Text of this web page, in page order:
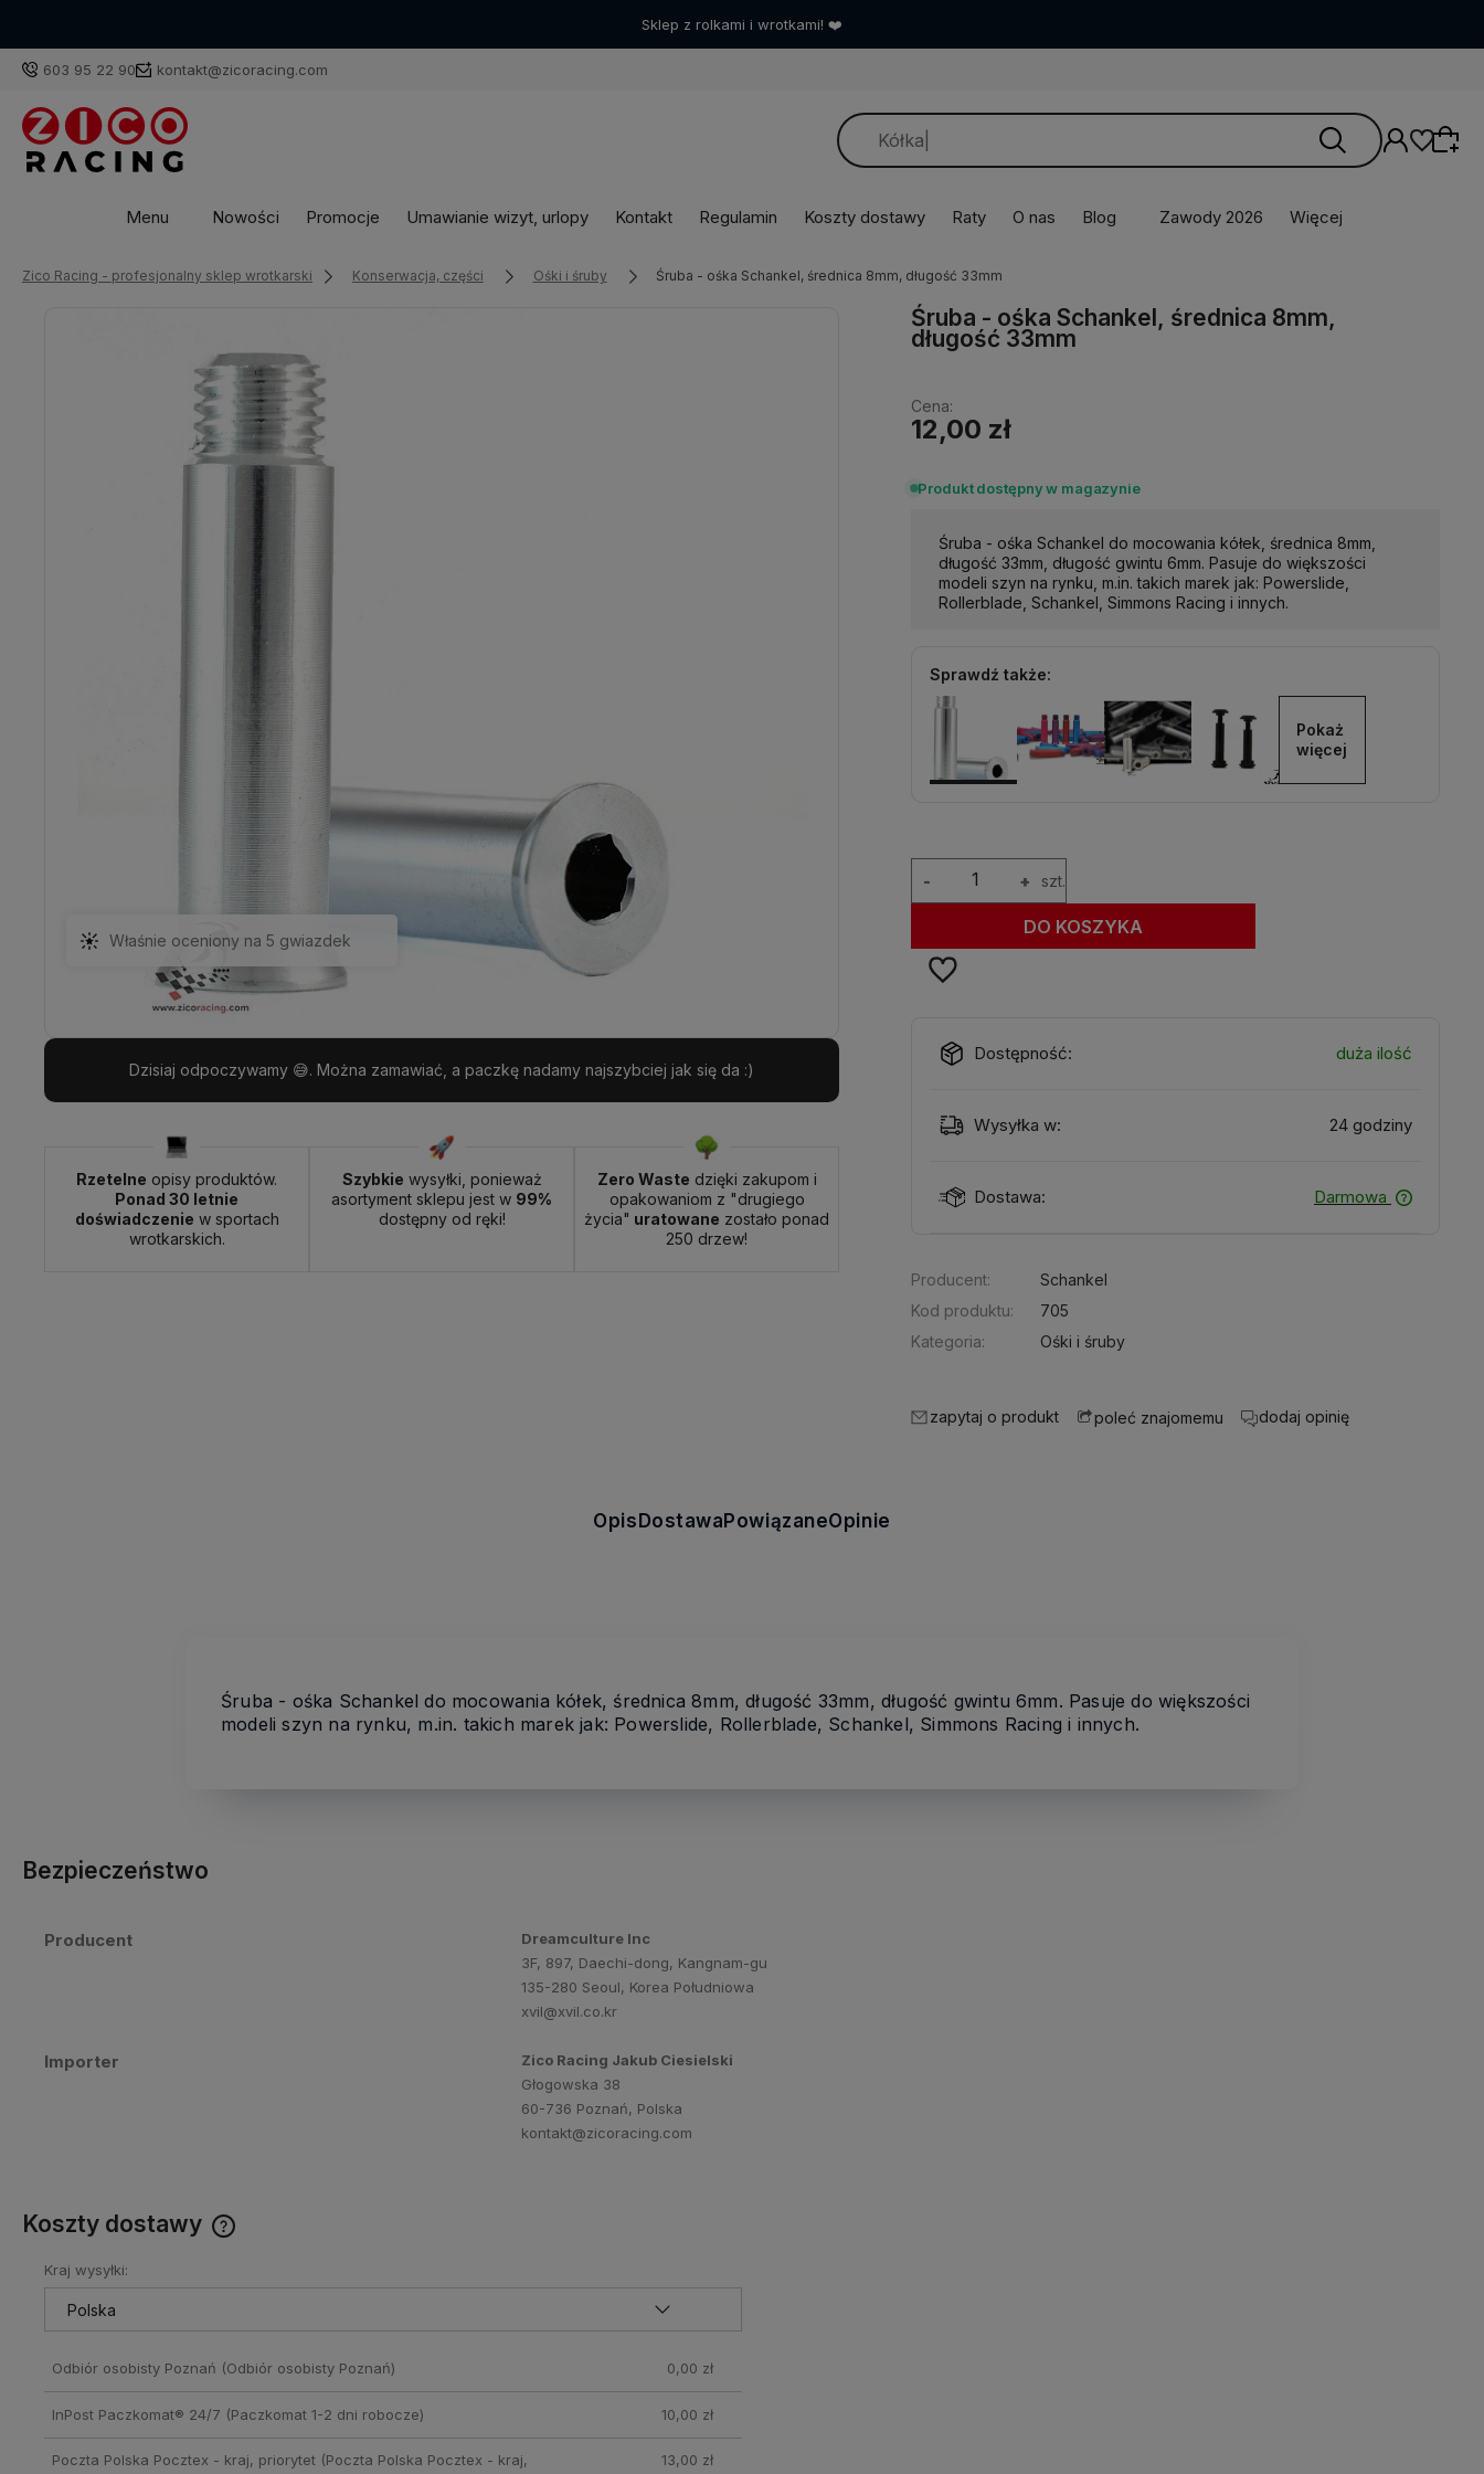
Umów wizytę, a dobierzemy sprzęt idealnie! ❤️
603 95 22 90 kontakt@zicoracing.com
Menu Nowości Promocje Umawianie wizyt, urlopy Kontakt Regulamin Koszty dostawy Raty O nas Blog Zawody 2026 Więcej
Zico Racing - profesjonalny sklep wrotkarski Konserwacja, części Ośki i śruby Śruba - ośka Schankel, średnica 8mm, długość 33mm
Właśnie oceniony na 5 gwiazdek
Dzisiaj odpoczywamy 😅. Można zamawiać, a paczkę nadamy najszybciej jak się da :)
Rzetelne opisy produktów.
Ponad 30 letnie
doświadczenie w sportach
wrotkarskich.
Szybkie wysyłki, ponieważ
asortyment sklepu jest w 99%
dostępny od ręki!
Zero Waste dzięki zakupom i
opakowaniom z "drugiego
życia" uratowane zostało ponad
250 drzew!
Śruba - ośka Schankel, średnica 8mm,
długość 33mm
Cena:
12,00 zł
Produkt dostępny w magazynie
Śruba - ośka Schankel do mocowania kółek, średnica 8mm,
długość 33mm, długość gwintu 6mm. Pasuje do większości
modeli szyn na rynku, m.in. takich marek jak: Powerslide,
Rollerblade, Schankel, Simmons Racing i innych.
Sprawdź także:
Pokaż
więcej
+
- szt.
DO KOSZYKA
Dostępność: duża ilość
Wysyłka w: 24 godziny
Dostawa: Darmowa
Producent:
Schankel
Kod produktu:
705
Kategoria:
Ośki i śruby
zapytaj o produkt poleć znajomemu dodaj opinię
Opis Dostawa PowiązaneOpinie
Śruba - ośka Schankel do mocowania kółek, średnica 8mm, długość 33mm, długość gwintu 6mm. Pasuje do większości
modeli szyn na rynku, m.in. takich marek jak: Powerslide, Rollerblade, Schankel, Simmons Racing i innych.
Bezpieczeństwo
Producent
Dreamculture Inc
3F, 897, Daechi-dong, Kangnam-gu
135-280 Seoul, Korea Południowa
xvil@xvil.co.kr
Importer
Zico Racing Jakub Ciesielski
Głogowska 38
60-736 Poznań, Polska
kontakt@zicoracing.com
Koszty dostawy
Kraj wysyłki:
Odbiór osobisty Poznań (Odbiór osobisty Poznań) 0,00 zł
InPost Paczkomat® 24/7 (Paczkomat 1-2 dni robocze) 10,00 zł
Poczta Polska Pocztex - kraj, priorytet(Poczta Polska Pocztex - kraj,
13,00 zł